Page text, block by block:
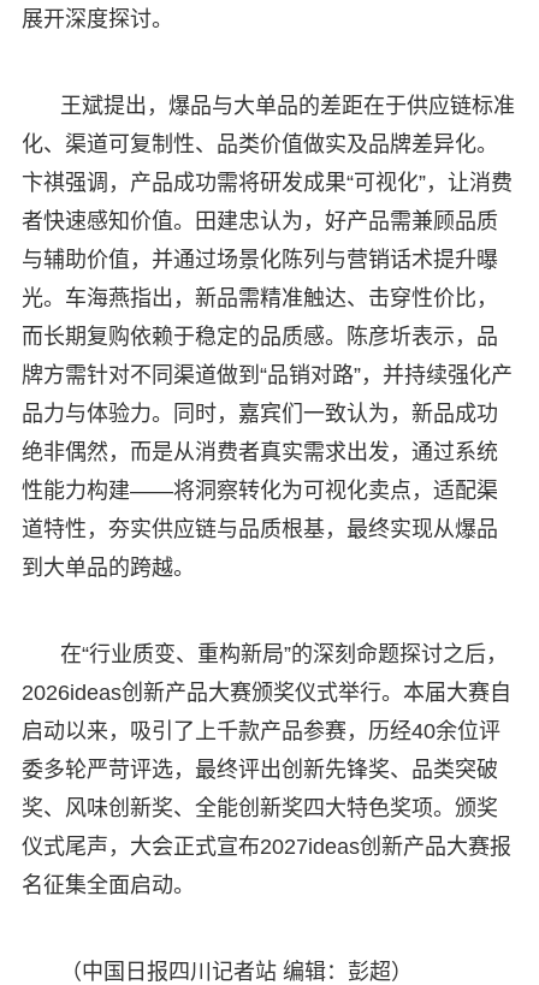
展开深度探讨。
王斌提出，爆品与大单品的差距在于供应链标准
化、渠道可复制性、品类价值做实及品牌差异化。
卞祺强调，产品成功需将研发成果“可视化”，让消费
者快速感知价值。田建忠认为，好产品需兼顾品质
与辅助价值，并通过场景化陈列与营销话术提升曝
光。车海燕指出，新品需精准触达、击穿性价比，
而长期复购依赖于稳定的品质感。陈彦圻表示，品
牌方需针对不同渠道做到“品销对路”，并持续强化产
品力与体验力。同时，嘉宾们一致认为，新品成功
绝非偶然，而是从消费者真实需求出发，通过系统
性能力构建——将洞察转化为可视化卖点，适配渠
道特性，夯实供应链与品质根基，最终实现从爆品
到大单品的跨越。
在“行业质变、重构新局”的深刻命题探讨之后，
2026ideas创新产品大赛颁奖仪式举行。本届大赛自
启动以来，吸引了上千款产品参赛，历经40余位评
委多轮严苛评选，最终评出创新先锋奖、品类突破
奖、风味创新奖、全能创新奖四大特色奖项。颁奖
仪式尾声，大会正式宣布2027ideas创新产品大赛报
名征集全面启动。
（中国日报四川记者站 编辑：彭超）